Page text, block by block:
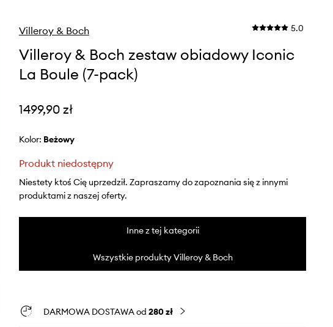
Villeroy & Boch 5.0
Villeroy & Boch zestaw obiadowy Iconic
La Boule (7-pack)
1499,90 zł
Kolor: beżowy
Produkt niedostępny
Niestety ktoś Cię uprzedził. Zapraszamy do zapoznania się z innymi
produktami z naszej oferty.
Inne z tej kategorii
Wszystkie produkty Villeroy & Boch
DARMOWA DOSTAWA od 280 zł